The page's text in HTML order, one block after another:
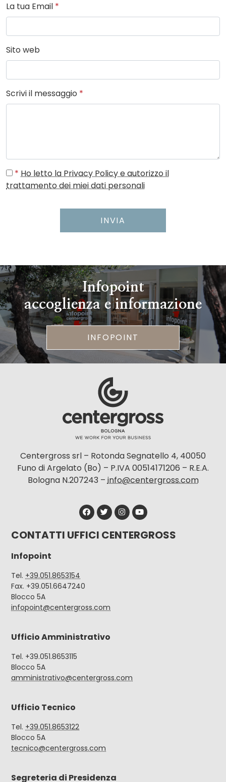
La tua Email *
Sito web
Scrivi il messaggio *
* Ho letto la Privacy Policy e autorizzo il
trattamento dei miei dati personali
INVIA
Infopoint
accoglienza e informazione
INFOPOINT
Centergross srl – Rotonda Segnatello 4, 40050
Funo di Argelato (Bo) – P.IVA 00514171206 – R.E.A.
Bologna N.207243 –info@centergross.com
CONTATTI UFFICI CENTERGROSS
Infopoint
Tel. +39.051.8653154
Fax. +39.051.6647240
Blocco 5A
infopoint@centergross.com
Ufficio Amministrativo
Tel. +39.051.8653115
Blocco 5A
amministrativo@centergross.com
Ufficio Tecnico
Tel. +39.051.8653122
Blocco 5A
tecnico@centergross.com
Segreteria di Presidenza